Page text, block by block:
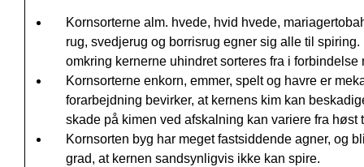
Kornsorterne alm. hvede, hvid hvede,
rug, svedjerug og borrisrug egner sig alle til
omkring kernerne uhindret sorteres fra i forbindelse
Kornsorterne enkorn, emmer, spelt og havre er
forarbejdning bevirker, at kernens kim kan
skade på kimen ved afskalning kan variere fra høst
Kornsorten byg har meget fastsiddende agner, og
grad, at kernen sandsynligvis ikke kan spire.